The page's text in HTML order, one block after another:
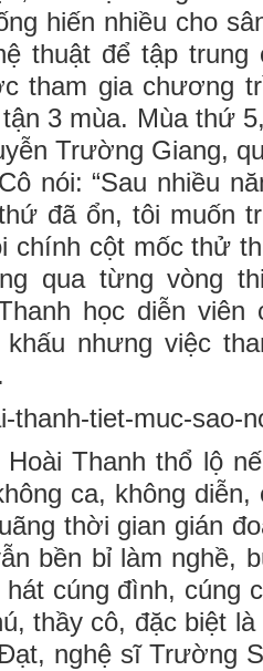
hiến nhiều cho
thuật để tập
tham gia chương
3 mùa. Mùa thứ
Trường Giang,
nói: “Sau nhiều
đã ổn, tôi muốn
chính cột mốc thử
qua từng vòng
học diễn
nhưng việc
Thanh thổ lộ
ca, không
thời gian gián
bền bỉ làm nghề,
cúng đình, cúng
thầy cô, đặc biệt
nghệ sĩ Trường